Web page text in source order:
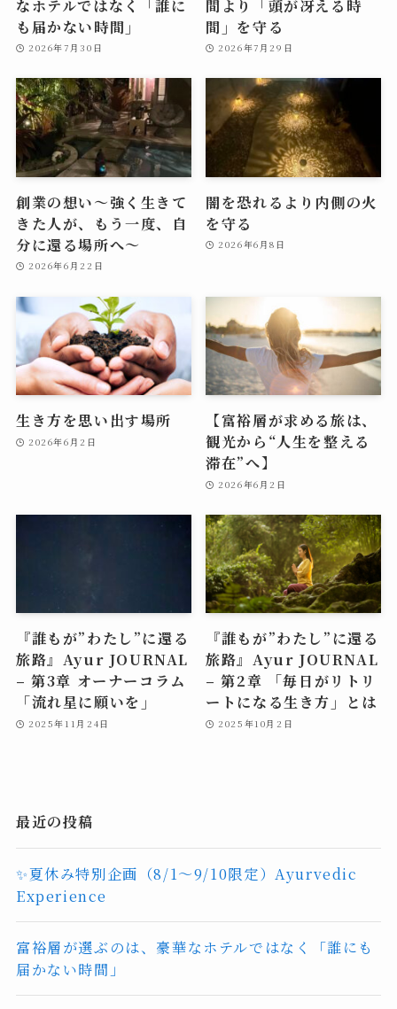
なホテルではなく「誰に
も届かない時間」
2026年7月30日
間より「頭が冴える時
間」を守る
2026年7月29日
創業の想い〜強く生きて
きた人が、もう一度、自
分に還る場所へ〜
2026年6月22日
闇を恐れるより内側の火
を守る
2026年6月8日
生き方を思い出す場所
2026年6月2日
【富裕層が求める旅は、
観光から“人生を整える
滞在”へ】
2026年6月2日
『誰もが”わたし”に還る
旅路』Ayur JOURNAL
– 第3章 オーナーコラム
「流れ星に願いを」
2025年11月24日
『誰もが”わたし”に還る
旅路』Ayur JOURNAL
– 第2章 「毎日がリトリ
ートになる生き方」とは
2025年10月2日
最近の投稿
✨夏休み特別企画（8/1〜9/10限定）Ayurvedic
Experience
富裕層が選ぶのは、豪華なホテルではなく「誰にも
届かない時間」